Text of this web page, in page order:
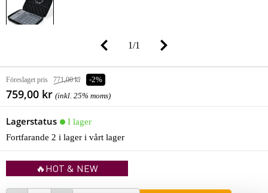
1/1
Föreslaget pris 771,00 kr -2%
759,00 kr (inkl. 25% moms)
Lagerstatus
I lager
Fortfarande 2 i lager i vårt lager
🔥HOT & NEW